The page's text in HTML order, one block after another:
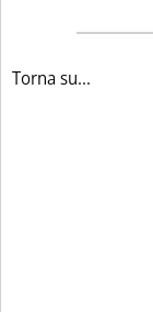
Torna su...